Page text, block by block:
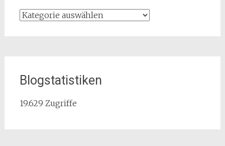
Kategorien
Blogstatistiken
19.629 Zugriffe